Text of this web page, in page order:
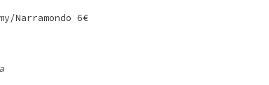
Narramondo 6€